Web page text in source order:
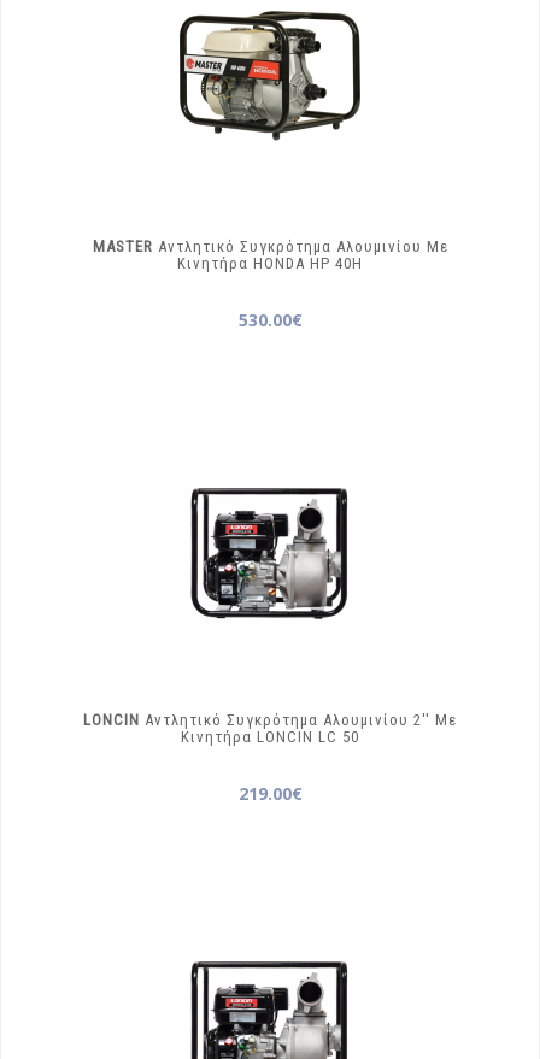
MASTER Αντλητικό Συγκρότημα Αλουμινίου Με
Κινητήρα HONDA HP 40H
530.00€
LONCIN Αντλητικό Συγκρότημα Αλουμινίου 2′′ Με
Κινητήρα LONCIN LC 50
219.00€